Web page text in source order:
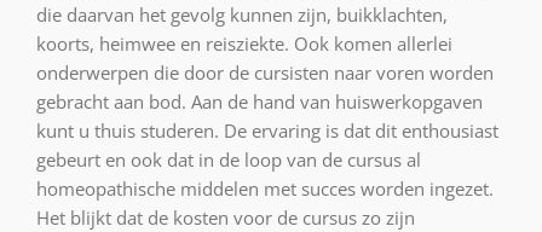
die daarvan het gevolg kunnen zijn, buikklachten,
koorts, heimwee en reisziekte. Ook komen allerlei
onderwerpen die door de cursisten naar voren worden
gebracht aan bod. Aan de hand van huiswerkopgaven
kunt u thuis studeren. De ervaring is dat dit enthousiast
gebeurt en ook dat in de loop van de cursus al
homeopathische middelen met succes worden ingezet.
Het blijkt dat de kosten voor de cursus zo zijn